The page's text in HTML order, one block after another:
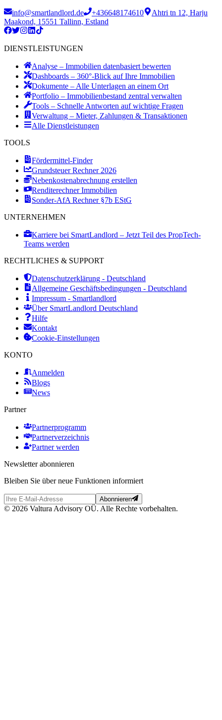
info@smartlandlord.de +436648174610
Ahtri tn 12, Harju
Maakond, 15551 Tallinn, Estland
DIENSTLEISTUNGEN
Analyse – Immobilien datenbasiert bewerten
Dashboards – 360°-Blick auf Ihre Immobilien
Dokumente – Alle Unterlagen an einem Ort
Portfolio – Immobilienbestand zentral verwalten
Tools – Schnelle Antworten auf wichtige Fragen
Verwaltung – Mieter, Zahlungen & Transaktionen
Alle Dienstleistungen
TOOLS
Fördermittel-Finder
Grundsteuer Rechner 2026
Nebenkostenabrechnung erstellen
Renditerechner Immobilien
Sonder-AfA Rechner §7b EStG
UNTERNEHMEN
Karriere bei SmartLandlord – Jetzt Teil des PropTech-
Teams werden
RECHTLICHES & SUPPORT
Datenschutzerklärung - Deutschland
Allgemeine Geschäftsbedingungen - Deutschland
Impressum - Smartlandlord
Über SmartLandlord Deutschland
Hilfe
Kontakt
Cookie-Einstellungen
KONTO
Anmelden
Blogs
News
Partner
Partnerprogramm
Partnerverzeichnis
Partner werden
Newsletter abonnieren
Bleiben Sie über neue Funktionen informiert
Abonnieren
© 2026 Valtura Advisory OÜ. Alle Rechte vorbehalten.